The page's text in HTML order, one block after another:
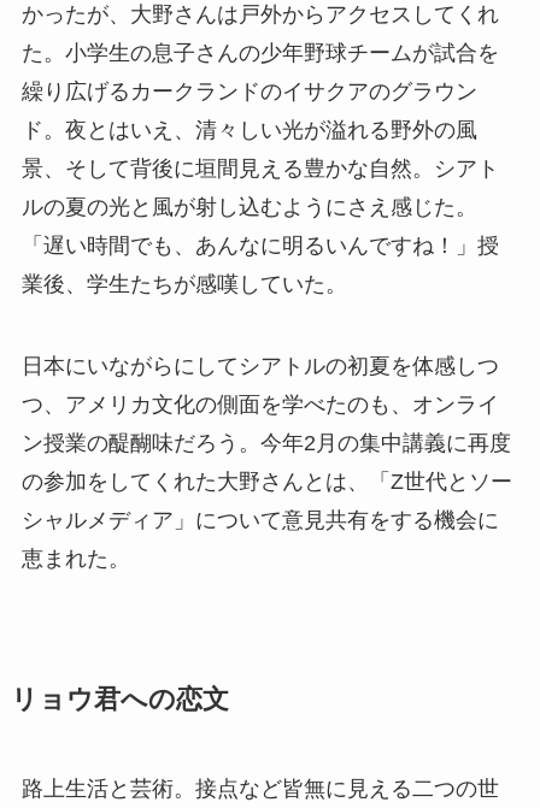
かったが、大野さんは戸外からアクセスしてくれ
た。小学生の息子さんの少年野球チームが試合を
繰り広げるカークランドのイサクアのグラウン
ド。夜とはいえ、清々しい光が溢れる野外の風
景、そして背後に垣間見える豊かな自然。シアト
ルの夏の光と風が射し込むようにさえ感じた。
「遅い時間でも、あんなに明るいんですね！」授
業後、学生たちが感嘆していた。
日本にいながらにしてシアトルの初夏を体感しつ
つ、アメリカ文化の側面を学べたのも、オンライ
ン授業の醍醐味だろう。今年2月の集中講義に再度
の参加をしてくれた大野さんとは、「Z世代とソー
シャルメディア」について意見共有をする機会に
恵まれた。
リョウ君への恋文
路上生活と芸術。接点など皆無に見える二つの世